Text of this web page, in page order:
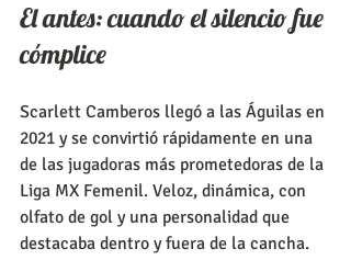
El antes: cuando el silencio fue
cómplice
Scarlett Camberos llegó a las Águilas en
2021 y se convirtió rápidamente en una
de las jugadoras más prometedoras de la
Liga MX Femenil. Veloz, dinámica, con
olfato de gol y una personalidad que
destacaba dentro y fuera de la cancha.